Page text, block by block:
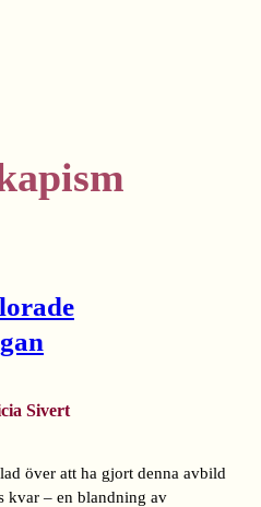
Sivert
över att ha gjort denna avbild
kvar – en blandning av